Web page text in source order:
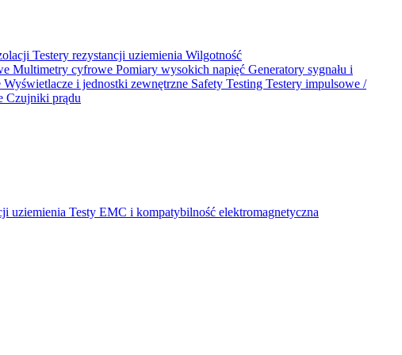
Testery rezystancji uziemienia Wilgotność
Multimetry cyfrowe Pomiary wysokich napięć Generatory sygnału i
Wyświetlacze i jednostki zewnętrzne Safety Testing Testery impulsowe /
Czujniki prądu
uziemienia Testy EMC i kompatybilność elektromagnetyczna